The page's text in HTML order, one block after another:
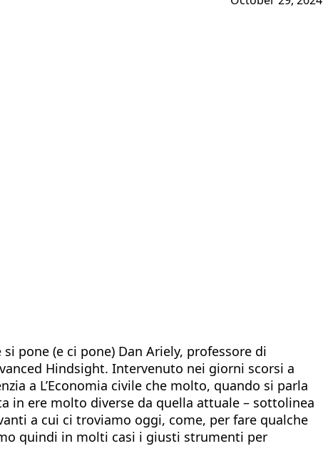
pone (e ci pone) Dan Ariely, professore di
Hindsight. Intervenuto nei giorni scorsi a
a L’Economia civile che molto, quando si parla
in ere molto diverse da quella attuale – sottolinea
a cui ci troviamo oggi, come, per fare qualche
quindi in molti casi i giusti strumenti per